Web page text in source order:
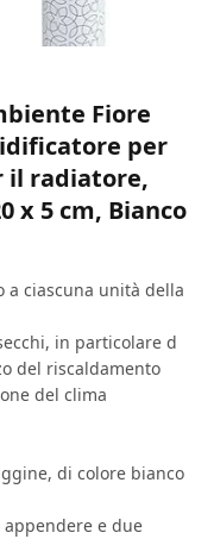
Fiore
per
il radiatore,
x 5 cm, Bianco
a ciascuna unità della
in particolare d
del riscaldamento
del clima
di colore bianco
e due